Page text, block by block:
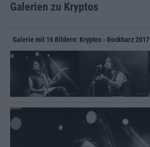
Galerien zu Kryptos
Galerie mit 16 Bildern: Kryptos - Rockharz 2017